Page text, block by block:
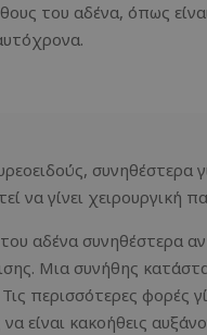
του αδένα, όπως
συνηθέστερα
να γίνει χειρουργική
συνηθέστερα
Μια συνήθης
περισσότερες
είναι κακοήθεις